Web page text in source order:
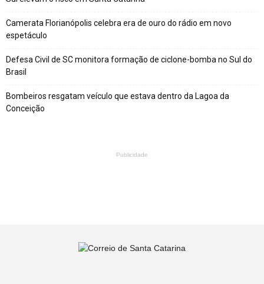
Camerata Florianópolis celebra era de ouro do rádio em novo
espetáculo
Defesa Civil de SC monitora formação de ciclone-bomba no Sul do
Brasil
Bombeiros resgatam veículo que estava dentro da Lagoa da
Conceição
Publicidade